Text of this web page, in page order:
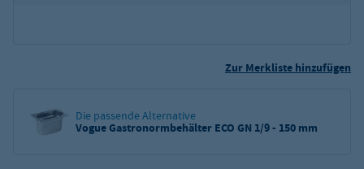
Zur Merkliste hinzufügen
Die passende Alternative
Vogue Gastronormbehälter ECO GN 1/9 - 150 mm